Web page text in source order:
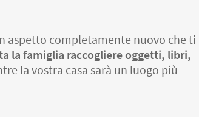
aspetto completamente nuovo che ti
la famiglia raccogliere oggetti, libri,
la vostra casa sarà un luogo più